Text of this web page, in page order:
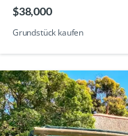
$38,000
Grundstück kaufen